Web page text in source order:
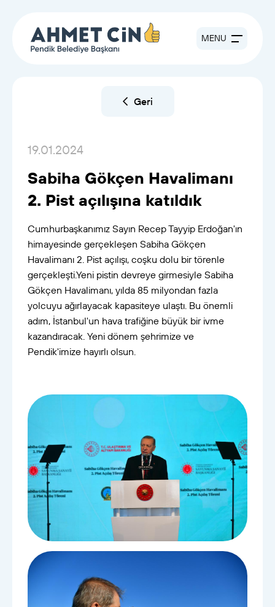
MENU
Geri
19.01.2024
Sabiha Gökçen Havalimanı
2. Pist açılışına katıldık
Cumhurbaşkanımız Sayın Recep Tayyip Erdoğan'ın
himayesinde gerçekleşen Sabiha Gökçen
Havalimanı 2. Pist açılışı, coşku dolu bir törenle
gerçekleşti.Yeni pistin devreye girmesiyle Sabiha
Gökçen Havalimanı, yılda 85 milyondan fazla
yolcuyu ağırlayacak kapasiteye ulaştı. Bu önemli
adım, İstanbul'un hava trafiğine büyük bir ivme
kazandıracak. Yeni dönem şehrimize ve
Pendik'imize hayırlı olsun.